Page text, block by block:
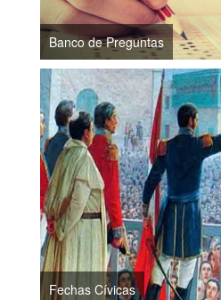
Banco de Preguntas
Fechas Cívicas